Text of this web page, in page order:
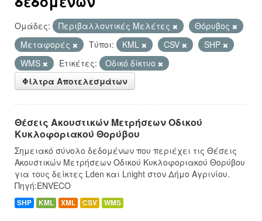
Ομάδες: Περιβαλλοντικές Μελέτες
Θόρυβος
Μεταφορές
Τύποι: KML CSV
SHP
WMS
Ετικέτες:
Οδικό δίκτυο
Φίλτρα Αποτελεσμάτων
Θέσεις Ακουστικών Μετρήσεων Οδικού
Κυκλοφοριακού Θορύβου
Σημειακό σύνολο δεδομένων που περιέχει τις Θέσεις
Ακουστικών Μετρήσεων Οδικού Κυκλοφοριακού Θορύβου
για τους δείκτες Lden και Lnight στον Δήμο Αγρινίου.
Πηγή:ENVECO
SHP KML XML CSV WMS